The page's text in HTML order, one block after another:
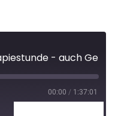
00:00 / 1:37:01